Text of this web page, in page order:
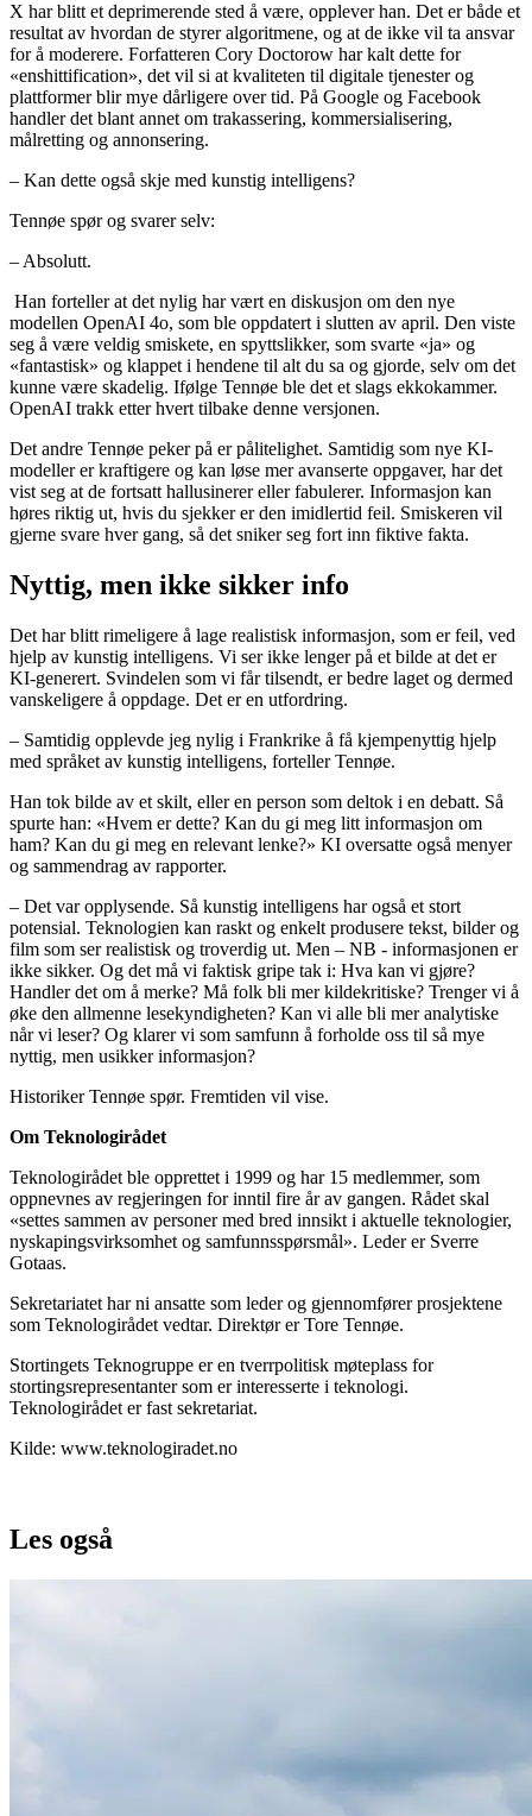
X har blitt et deprimerende sted å være, opplever han. Det er både et
resultat av hvordan de styrer algoritmene, og at de ikke vil ta ansvar
for å moderere. Forfatteren Cory Doctorow har kalt dette for
«enshittification», det vil si at kvaliteten til digitale tjenester og
plattformer blir mye dårligere over tid. På Google og Facebook
handler det blant annet om trakassering, kommersialisering,
målretting og annonsering.
– Kan dette også skje med kunstig intelligens?
Tennøe spør og svarer selv:
– Absolutt.
Han forteller at det nylig har vært en diskusjon om den nye
modellen OpenAI 4o, som ble oppdatert i slutten av april. Den viste
seg å være veldig smiskete, en spyttslikker, som svarte «ja» og
«fantastisk» og klappet i hendene til alt du sa og gjorde, selv om det
kunne være skadelig. Ifølge Tennøe ble det et slags ekkokammer.
OpenAI trakk etter hvert tilbake denne versjonen.
Det andre Tennøe peker på er pålitelighet. Samtidig som nye KI-
modeller er kraftigere og kan løse mer avanserte oppgaver, har det
vist seg at de fortsatt hallusinerer eller fabulerer. Informasjon kan
høres riktig ut, hvis du sjekker er den imidlertid feil. Smiskeren vil
gjerne svare hver gang, så det sniker seg fort inn fiktive fakta.
Nyttig, men ikke sikker info
Det har blitt rimeligere å lage realistisk informasjon, som er feil, ved
hjelp av kunstig intelligens. Vi ser ikke lenger på et bilde at det er
KI-generert. Svindelen som vi får tilsendt, er bedre laget og dermed
vanskeligere å oppdage. Det er en utfordring.
– Samtidig opplevde jeg nylig i Frankrike å få kjempenyttig hjelp
med språket av kunstig intelligens, forteller Tennøe.
Han tok bilde av et skilt, eller en person som deltok i en debatt. Så
spurte han: «Hvem er dette? Kan du gi meg litt informasjon om
ham? Kan du gi meg en relevant lenke?» KI oversatte også menyer
og sammendrag av rapporter.
– Det var opplysende. Så kunstig intelligens har også et stort
potensial. Teknologien kan raskt og enkelt produsere tekst, bilder og
film som ser realistisk og troverdig ut. Men – NB - informasjonen er
ikke sikker. Og det må vi faktisk gripe tak i: Hva kan vi gjøre?
Handler det om å merke? Må folk bli mer kildekritiske? Trenger vi å
øke den allmenne lesekyndigheten? Kan vi alle bli mer analytiske
når vi leser? Og klarer vi som samfunn å forholde oss til så mye
nyttig, men usikker informasjon?
Historiker Tennøe spør. Fremtiden vil vise.
Om Teknologirådet
Teknologirådet ble opprettet i 1999 og har 15 medlemmer, som
oppnevnes av regjeringen for inntil fire år av gangen. Rådet skal
«settes sammen av personer med bred innsikt i aktuelle teknologier,
nyskapingsvirksomhet og samfunnsspørsmål». Leder er Sverre
Gotaas.
Sekretariatet har ni ansatte som leder og gjennomfører prosjektene
som Teknologirådet vedtar. Direktør er Tore Tennøe.
Stortingets Teknogruppe er en tverrpolitisk møteplass for
stortingsrepresentanter som er interesserte i teknologi.
Teknologirådet er fast sekretariat.
Kilde: www.teknologiradet.no
Les også